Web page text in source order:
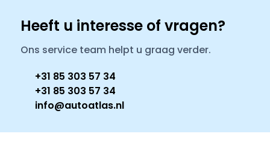
Heeft u interesse of vragen?
Ons service team helpt u graag verder.
+31 85 303 57 34
+31 85 303 57 34
info@autoatlas.nl